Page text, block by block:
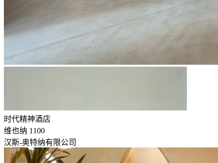
时代精神酒店
维也纳 1100
汉斯-奥特纳有限公司